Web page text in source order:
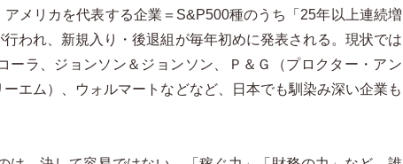
メリカを代表する企業＝S&P500種のうち「25年以上連続増
われ、新規入り・後退組が毎年初めに発表される。現状では
ーラ、ジョンソン＆ジョンソン、Ｐ＆Ｇ（プロクター・アン
ーエム）、ウォルマートなどなど、日本でも馴染み深い企業も